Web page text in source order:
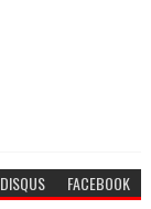
DISQUS FACEBOOK